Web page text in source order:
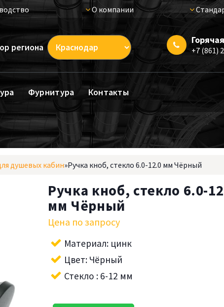
О компании
+7 (861)
региона
Фурнитура Контакты
душевых кабин»Ручка кноб, стекло 6.0-12.0 мм Чёрный
Ручка кноб, стекло 6.0-
мм Чёрный
Цена по запросу
Материал: цинк
Цвет: Чёрный
Стекло : 6-12 мм